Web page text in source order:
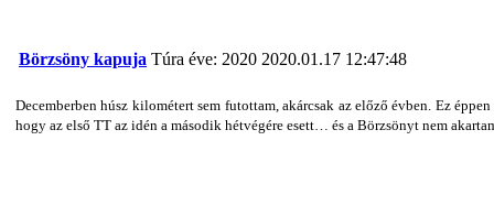
Börzsöny kapuja Túra éve: 2020 2020.01.17 12:47:48
Decemberben húsz kilométert sem futottam, akárcsak az előző évben. Ez
hogy az első TT az idén a második hétvégére esett… és a Börzsönyt nem